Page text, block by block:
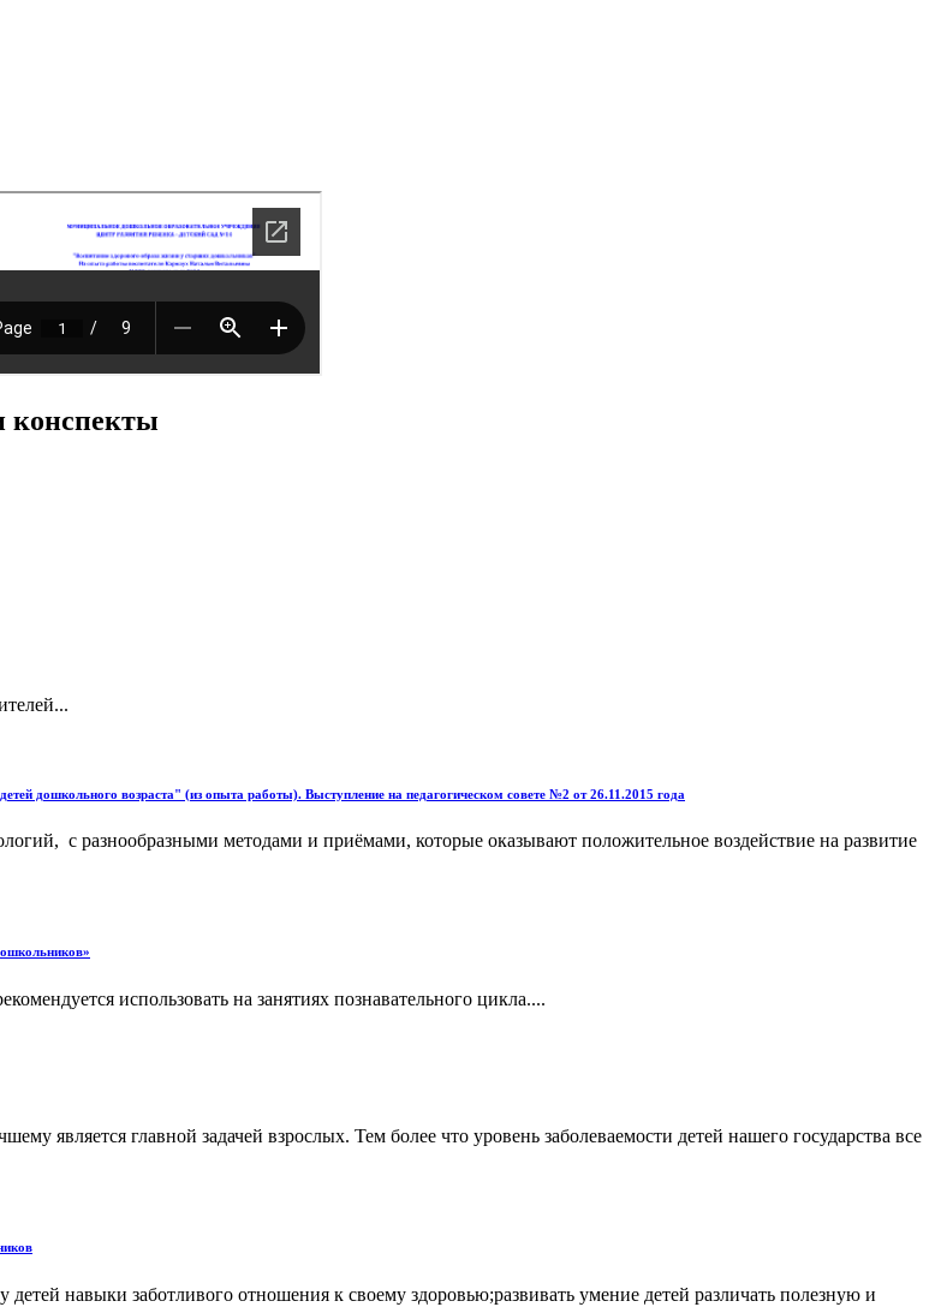
конспекты
дошкольного возраста" (из опыта работы). Выступление на педагогическом совете №2 от 26.11.2015 года
с разнообразными методами и приёмами, которые оказывают положительное воздействие на развитие
использовать на занятиях познавательного цикла....
является главной задачей взрослых. Тем более что уровень заболеваемости детей нашего государства все
навыки заботливого отношения к своему здоровью;развивать умение детей различать полезную и